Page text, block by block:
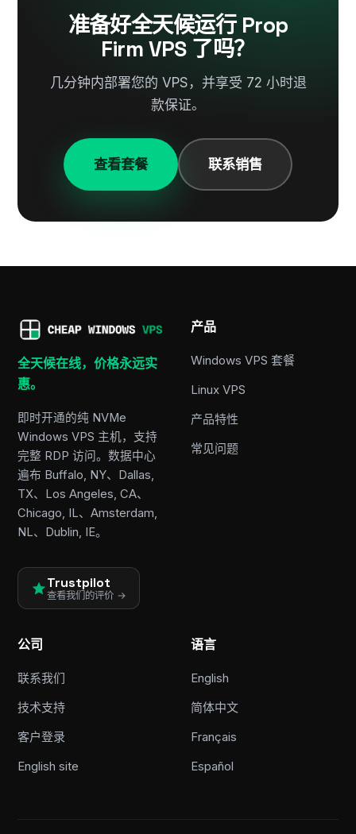
准备好全天候运行 Prop
Firm VPS 了吗？
几分钟内部署您的 VPS，并享受 72 小时退
款保证。
查看套餐 联系销售
全天候在线，价格永远实
惠。
即时开通的纯 NVMe
Windows VPS 主机，支持
完整 RDP 访问。数据中心
遍布 Buffalo, NY、Dallas,
TX、Los Angeles, CA、
Chicago, IL、Amsterdam,
NL、Dublin, IE。
Trustpilot
查看我们的评价 →
产品
Windows VPS 套餐
Linux VPS
产品特性
常见问题
公司
联系我们
技术支持
客户登录
English site
语言
English
简体中文
Français
Español